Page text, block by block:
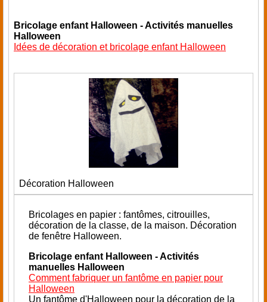
Bricolage enfant Halloween - Activités manuelles
Halloween
Idées de décoration et bricolage enfant Halloween
Décoration Halloween
Bricolages en papier : fantômes, citrouilles,
décoration de la classe, de la maison. Décoration
de fenêtre Halloween.
Bricolage enfant Halloween - Activités
manuelles Halloween
Comment fabriquer un fantôme en papier pour
Halloween
Un fantôme d'Halloween pour la décoration de la